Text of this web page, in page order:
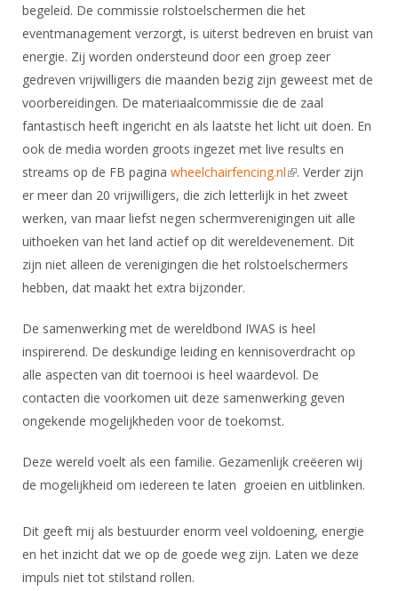
Vacatures
Bondsbureau
Contact
Medewerkers
Samenwerking
Formulieren
Alle Verenigingen
Nieuws
Witte Vlekkenplan
Oprichting Vereniging
Overschrijven leden
Rolstoelschermen
Wedstrijdkalender
KNAS Keurmerk
NK's
JPT
JEC
Wedstrijdorganisatie
Aanvragen van scheidsrechters
Scheidsrechterslijst
Geschiedenis van het schermen
Internationale Titeltoernooien
Internationale aanmeldingen
Internationale opleidingen
Opleidingen
Leraar
Voor scheidsrechters
Nieuws
Scheidsrechterslijst
Scheidsrechter Documentatie
Opleidingen
Tuchtzaken
Infotheek
Bibliotheek
ALV
Touché
begeleid. De commissie rolstoelschermen die het
eventmanagement verzorgt, is uiterst bedreven en bruist van
energie. Zij worden ondersteund door een groep zeer
gedreven vrijwilligers die maanden bezig zijn geweest met de
voorbereidingen. De materiaalcommissie die de zaal
fantastisch heeft ingericht en als laatste het licht uit doen. En
ook de media worden groots ingezet met live results en
streams op de FB pagina wheelchairfencing.nl(link is external)
. Verder zijn
er meer dan 20 vrijwilligers, die zich letterlijk in het zweet
werken, van maar liefst negen schermverenigingen uit alle
uithoeken van het land actief op dit wereldevenement. Dit
zijn niet alleen de verenigingen die het rolstoelschermers
hebben, dat maakt het extra bijzonder.
De samenwerking met de wereldbond IWAS is heel
inspirerend. De deskundige leiding en kennisoverdracht op
alle aspecten van dit toernooi is heel waardevol. De
contacten die voorkomen uit deze samenwerking geven
ongekende mogelijkheden voor de toekomst.
Deze wereld voelt als een familie. Gezamenlijk creëeren wij
de mogelijkheid om iedereen te laten groeien en uitblinken.
Dit geeft mij als bestuurder enorm veel voldoening, energie
en het inzicht dat we op de goede weg zijn. Laten we deze
impuls niet tot stilstand rollen.